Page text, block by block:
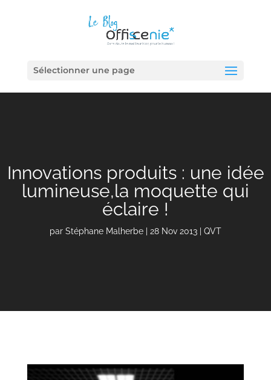
Sélectionner une page
Innovations produits : une idée
lumineuse,la moquette qui
éclaire !
par Stéphane Malherbe 28 Nov 2013 QVT